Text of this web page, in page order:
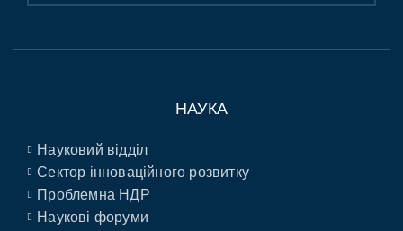
НАУКА
Науковий відділ
Сектор інноваційного розвитку
Проблемна НДР
Наукові форуми